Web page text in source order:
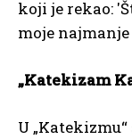
koji je rekao:
moje najmanje
„Katekizam
U